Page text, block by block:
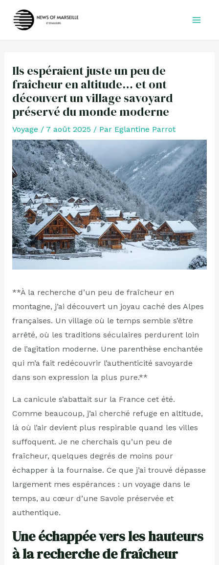
Ils espéraient juste un peu de
fraîcheur en altitude… et ont
découvert un village savoyard
préservé du monde moderne
Voyage / 7 août 2025 / Par Eglantine Parrot
**À la recherche d’un peu de fraîcheur en
montagne, j’ai découvert un joyau caché des Alpes
françaises. Un village où le temps semble s’être
arrêté, où les traditions séculaires perdurent loin
de l’agitation moderne. Une parenthèse enchantée
qui m’a fait redécouvrir l’authenticité savoyarde
dans son expression la plus pure.**
La canicule s’abattait sur la France cet été.
Comme beaucoup, j’ai cherché refuge en altitude,
là où l’air devient plus respirable quand les villes
suffoquent. Je ne cherchais qu’un peu de
fraîcheur, quelques degrés de moins pour
échapper à la fournaise. Ce que j’ai trouvé dépasse
largement mes espérances : un voyage dans le
temps, au cœur d’une Savoie préservée et
authentique.
Une échappée vers les hauteurs
à la recherche de fraîcheur